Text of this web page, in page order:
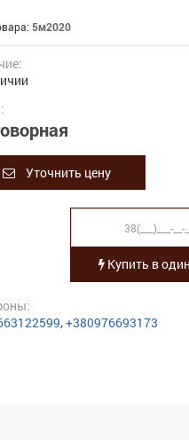
5м2020
Уточнить цену
Купить в
,+380976693173